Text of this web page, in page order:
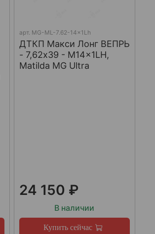
арт. MG-ML-7.62-14x1Lh
ДТКП Макси Лонг ВЕПРЬ
- 7,62x39 - M14x1LH,
Matilda MG Ultra
24 150 ₽
В наличии
Купить сейчас